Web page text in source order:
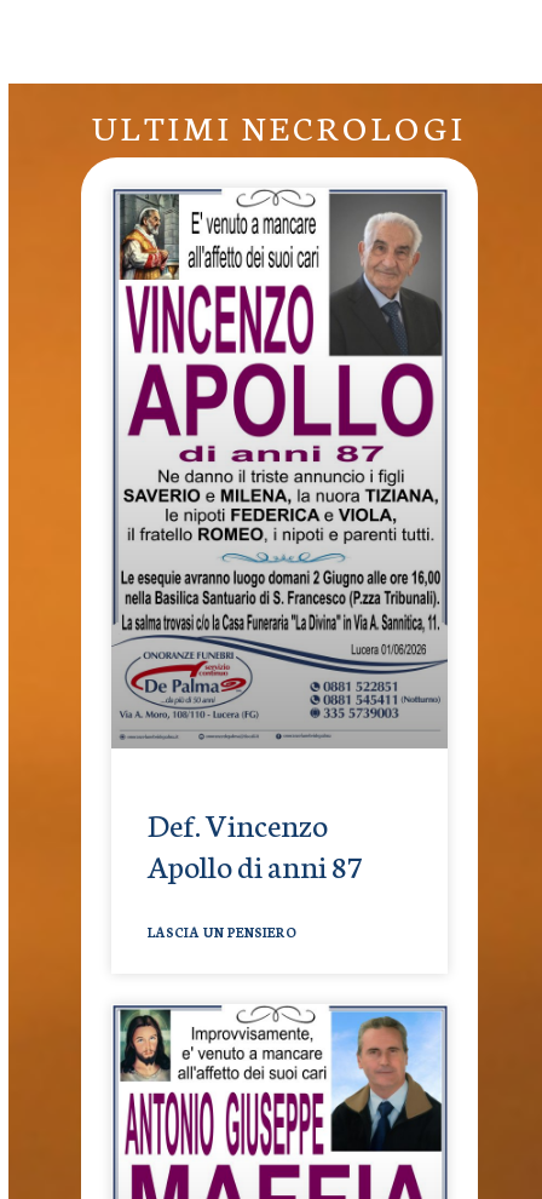
ULTIMI NECROLOGI
Def. Vincenzo
Apollo di anni 87
LASCIA UN PENSIERO